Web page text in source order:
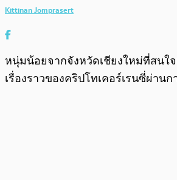
Kittinan Jomprasert
หนุ่มน้อยจากจังหวัดเชียงใหม่ที่สนใจ
เรื่องราวของคริปโทเคอร์เรนซี่ผ่าน